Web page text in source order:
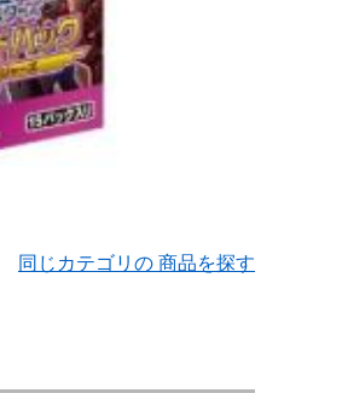
同じカテゴリの 商品を探す